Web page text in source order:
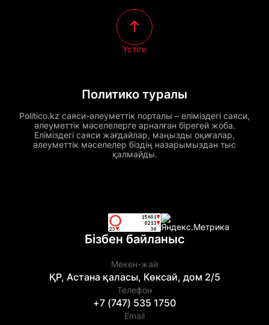
Политико туралы
Politico.kz саяси-әлеуметтік порталы – еліміздегі саяси,
әлеуметтік мәселелерге арналған бірегей жоба.
Еліміздегі саяси жағдайлар, маңызды оқиғалар,
әлеуметтік мәселелер біздің назарымыздан тыс
қалмайды.
Үстіге
Бізбен байланыс
Мекен-жай
ҚР, Астана қаласы, Көксай, дом 2/5
Телефон
+7 (747) 535 1750
Email